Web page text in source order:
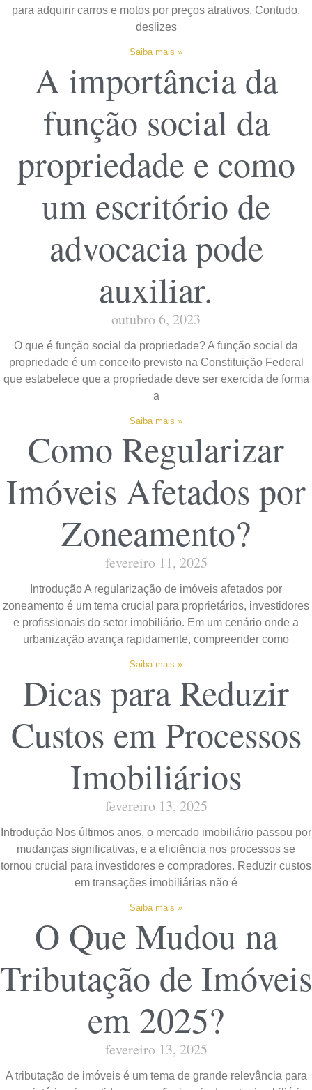
para adquirir carros e motos por preços atrativos. Contudo,
deslizes
Saiba mais »
A importância da
função social da
propriedade e como
um escritório de
advocacia pode
auxiliar.
outubro 6, 2023
O que é função social da propriedade? A função social da
propriedade é um conceito previsto na Constituição Federal
que estabelece que a propriedade deve ser exercida de forma
a
Saiba mais »
Como Regularizar
Imóveis Afetados por
Zoneamento?
fevereiro 11, 2025
Introdução A regularização de imóveis afetados por
zoneamento é um tema crucial para proprietários, investidores
e profissionais do setor imobiliário. Em um cenário onde a
urbanização avança rapidamente, compreender como
Saiba mais »
Dicas para Reduzir
Custos em Processos
Imobiliários
fevereiro 13, 2025
Introdução Nos últimos anos, o mercado imobiliário passou por
mudanças significativas, e a eficiência nos processos se
tornou crucial para investidores e compradores. Reduzir custos
em transações imobiliárias não é
Saiba mais »
O Que Mudou na
Tributação de Imóveis
em 2025?
fevereiro 13, 2025
A tributação de imóveis é um tema de grande relevância para